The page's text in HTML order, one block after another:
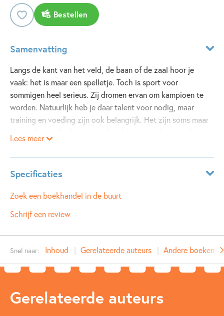
Bestellen
Samenvatting
Langs de kant van het veld, de baan of de zaal hoor je
vaak: het is maar een spelletje. Toch is sport voor
sommigen heel serieus. Zij dromen ervan om kampioen te
worden. Natuurlijk heb je daar talent voor nodig, maar
training en voeding zijn ook belangrijk. Het zijn soms maar
'sport is top'. Sport is TOP is een informatief boek opAVI E6
over o.a. (top)sport, records en wedstrijden.
Lees meer
Specificaties
Leeftijdsindicatie: 8 - 10 jaar
ISBN:
9789048733620
Auteur(s):
Fiona Rempt
Illustrator: Mark Janssen
Uitgever: Zwijsen Uitgeverij
Zoek een boekhandel in de buurt
Schrijf een review
Snel naar: Inhoud Gerelateerde auteurs Andere boeken
Gerelateerde auteurs